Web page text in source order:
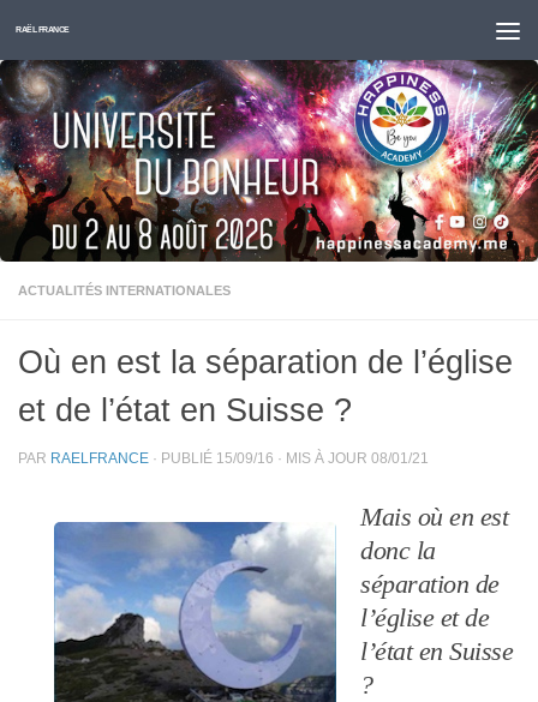
Skip to content
RAËL FRANCE
ACTUALITÉS INTERNATIONALES
Où en est la séparation de l’église
et de l’état en Suisse ?
PAR RAELFRANCE · PUBLIÉ 15/09/16 · MIS À JOUR 08/01/21
Mais où en est
donc la
séparation de
l’église et de
l’état en Suisse
?